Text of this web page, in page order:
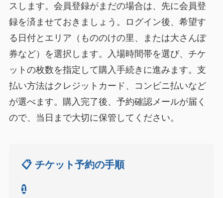
スします。会員登録がまだの場合は、先に会員登
録を済ませておきましょう。ログイン後、希望す
る日付とエリア（もののけの里、または大さんぽ
券など）を選択します。入場時間帯を選び、チケ
ットの枚数を指定して購入手続きに進みます。支
払い方法はクレジットカード、コンビニ払いなど
が選べます。購入完了後、予約確認メールが届く
ので、当日まで大切に保管してください。
📋 チケット予約の手順
1